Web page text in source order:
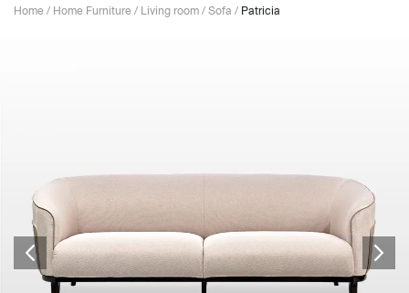
Home/Home Furniture/Living room/Sofa/Patricia